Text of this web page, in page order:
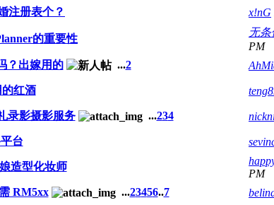
注册表个？ x!nG
的重要性
无
PM
？出嫁用的 ...2
红酒
录影摄影服务 ...234
台
造型化妆师
PM
RM5xx ...23456..7